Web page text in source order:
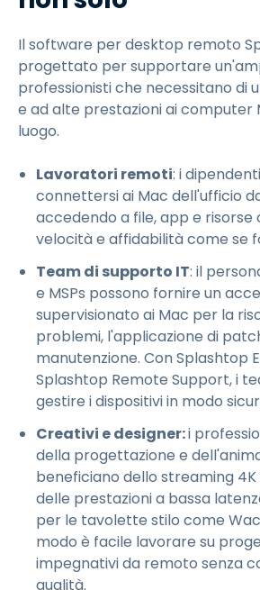
Il software per desktop remoto
progettato per supportare
professionisti che necessitano di
e ad alte prestazioni ai computer
luogo.
Lavoratori remoti: i
connettersi ai Mac dell'ufficio
accedendo a file, app e risorse
velocità e affidabilità come se
Team di supporto IT: il
e MSPs possono fornire un
supervisionato ai Mac per la
problemi, l'applicazione di
manutenzione. Con Splashtop
Splashtop Remote Support, i
gestire i dispositivi in modo
Creativi e designer:i
della progettazione e
beneficiano dello streaming 4K
delle prestazioni a bassa
per le tavolette stilo come
modo è facile lavorare su
impegnativi da remoto senza
qualità.